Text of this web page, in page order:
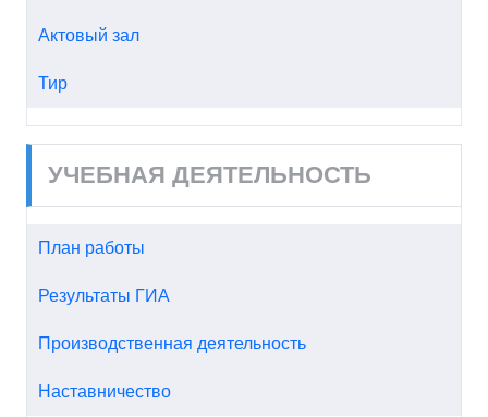
Актовый зал
Тир
УЧЕБНАЯ ДЕЯТЕЛЬНОСТЬ
План работы
Результаты ГИА
Производственная деятельность
Наставничество